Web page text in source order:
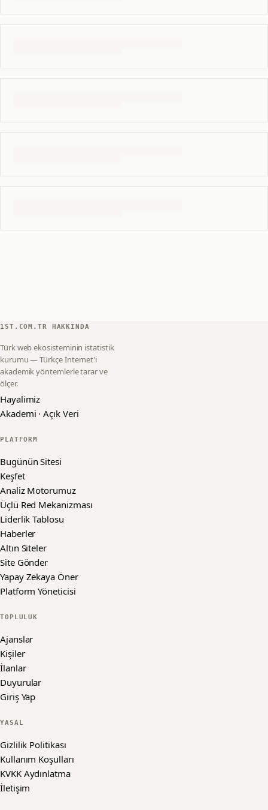
1ST.COM.TR HAKKINDA
Türk web ekosisteminin istatistik
kurumu — Türkçe İnternet'i
akademik yöntemlerle tarar ve
ölçer.
Hayalimiz
Akademi · Açık Veri
PLATFORM
Bugünün Sitesi
Keşfet
Analiz Motorumuz
Üçlü Red Mekanizması
Liderlik Tablosu
Haberler
Altın Siteler
Site Gönder
Yapay Zekaya Öner
Platform Yöneticisi
TOPLULUK
Ajanslar
Kişiler
İlanlar
Duyurular
Giriş Yap
YASAL
Gizlilik Politikası
Kullanım Koşulları
KVKK Aydınlatma
İletişim